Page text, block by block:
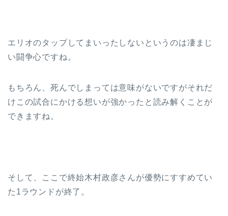
エリオのタップしてまいったしないというのは凄まじ
い闘争心ですね。
もちろん、死んでしまっては意味がないですがそれだ
けこの試合にかける想いが強かったと読み解くことが
できますね。
そして、ここで終始木村政彦さんが優勢にすすめてい
た1ラウンドが終了。